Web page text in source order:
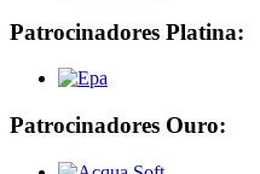
Patrocinadores Platina:
Patrocinadores Ouro: